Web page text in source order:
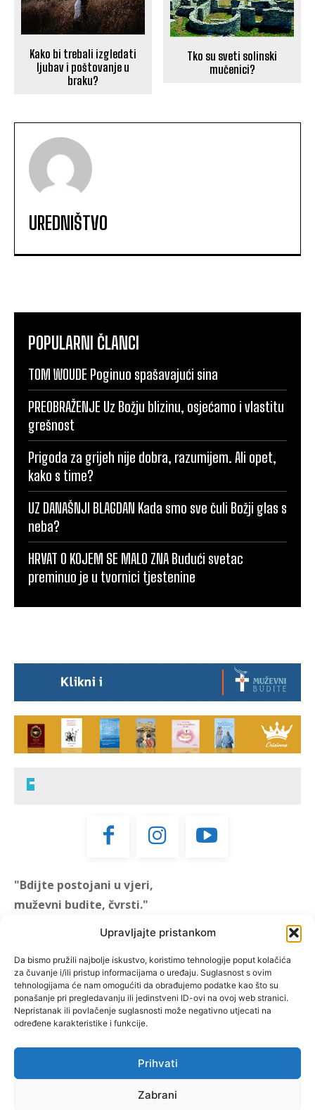
Upravljajte pristankom
Da bismo pružili najbolje iskustvo, koristimo tehnologije poput kolačića
za čuvanje i/ili pristup informacijama o uređaju. Suglasnost s ovim
tehnologijama će nam omogućiti da obrađujemo podatke kao što su
ponašanje pri pregledavanju ili jedinstveni ID-ovi na ovoj web stranici.
Nepristanak ili povlačenje suglasnosti može negativno utjecati na
određene karakteristike i funkcije.
Prihvati
Zabrani
Kako bi trebali izgledati
ljubav i poštovanje u
braku?
Tko su sveti solinski
mučenici?
UREDNIŠTVO
POPULARNI ČLANCI
TOM WOUDE Poginuo spašavajući sina
PREOBRAŽENJE Uz Božju blizinu, osjećamo i vlastitu
grešnost
Prigoda za grijeh nije dobra, razumijem. Ali opet,
kako s time?
UZ DANAŠNJI BLAGDAN Kada smo sve čuli Božji glas s
neba?
HRVAT O KOJEM SE MALO ZNA Budući svetac
preminuo je u tvornici tjestenine
"Bdijte postojani u vjeri,
muževni budite, čvrsti."
"Muževni budite" prvi je
hrvatski portal za katoličke
muškarce koji pokušava
reafirmirati u današnje
vrijeme itekako narušen
biblijski koncept muževnosti,
koji pokušavamo osvijetliti iz
više aspekata, prigodnih
rubrika i poticajnih inicijativa.